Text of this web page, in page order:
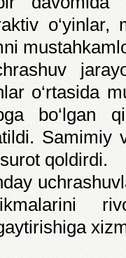
o‘yinlar,
o‘rtasida
bo‘lgan
Samimiy
qoldirdi.